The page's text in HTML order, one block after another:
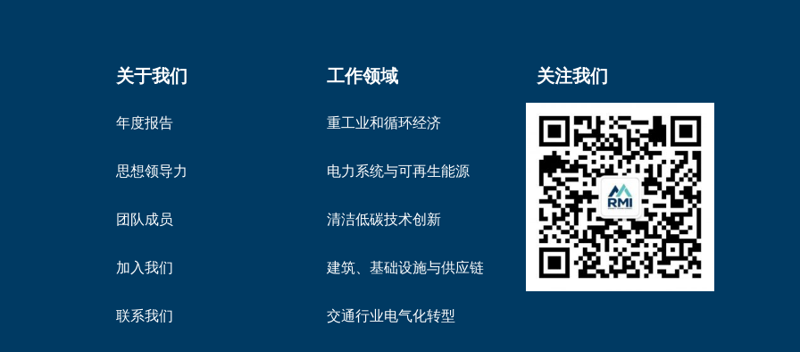
关于我们
年度报告
思想领导力
团队成员
加入我们
联系我们
工作领域
重工业和循环经济
电力系统与可再生能源
清洁低碳技术创新
建筑、基础设施与供应链
交通行业电气化转型
关注我们